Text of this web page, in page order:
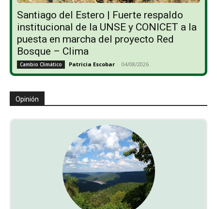
Santiago del Estero | Fuerte respaldo
institucional de la UNSE y CONICET a la
puesta en marcha del proyecto Red
Bosque – Clima
Cambio Climático Patricia Escobar - 04/08/2026
Opinión